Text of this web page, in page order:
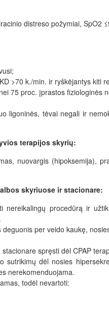
distreso požymiai, SpO2
>70 k./min. ir ryškėjantys kiti
75 proc. įprastos fiziologinės
ligoninės, tėvai negali ir
terapijos skyrių:
nuovargis (hipoksemija),
skyriuose ir stacionare:
nereikalingų procedūrą ir
deguonis per veido kaukę,
spręsti dėl CPAP
sutrikimų dėl nosies
nerekomenduojama.
todėl nevartoti: